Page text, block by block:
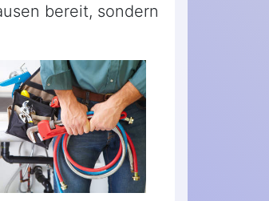
bereit, sondern